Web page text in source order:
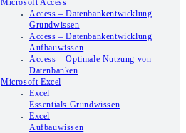
Microsoft Access
Access – Datenbankentwicklung
Grundwissen
Access – Datenbankentwicklung
Aufbauwissen
Access – Optimale Nutzung von
Datenbanken
Microsoft Excel
Excel
Essentials Grundwissen
Excel
Aufbauwissen